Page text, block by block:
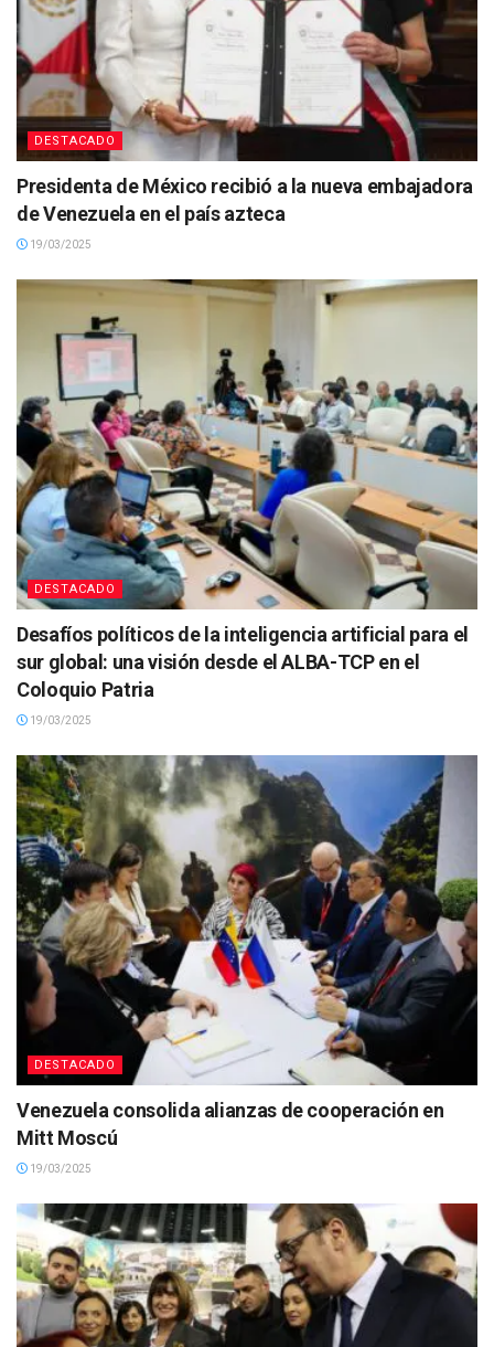
DESTACADO
Presidenta de México recibió a la nueva embajadora
de Venezuela en el país azteca
19/03/2025
DESTACADO
Desafíos políticos de la inteligencia artificial para el
sur global: una visión desde el ALBA-TCP en el
Coloquio Patria
19/03/2025
DESTACADO
Venezuela consolida alianzas de cooperación en
Mitt Moscú
19/03/2025